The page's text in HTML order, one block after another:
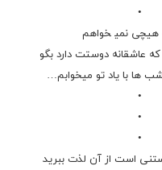
•
ﻫﯿﭽﯽ ﻧﻤﯿ ﺨﻮﺍﻫﻢ
ﻋﺎﺷﻘﺎﻧﻪ ﺩﻭﺳﺘﺖ ﺩﺍﺭﺩ ﺑﮕﻮ
ﻫﺎ ﺑﺎ ﯾﺎﺩ ﺗﻮ ﻣﯿﺨﻮﺍﺑﻢ…
•
•
•
است از آن لذت ببرید